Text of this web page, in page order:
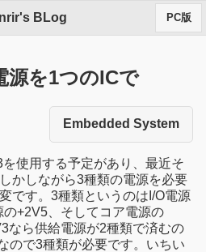
BLog PC版
源を1つのICで
Embedded System
使用する予定があり、最近そ
かしながら3種類の電源を必要
です。3種類というのはI/O電源
+2V5、そしてコア電源の
なら供給電源が2種類で済むの
ので3種類が必要です。いちい